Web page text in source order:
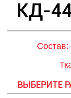
КД-
Состав:
ВЫБЕРИТЕ